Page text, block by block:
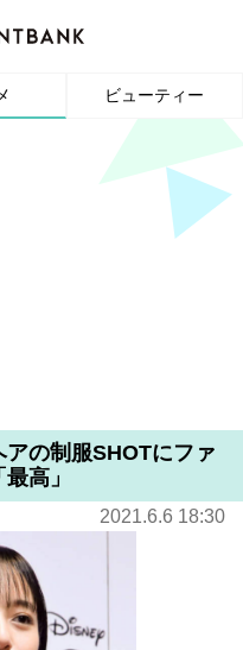
ビューティー
の制服SHOTにファ
高」
2021.6.6 18:30